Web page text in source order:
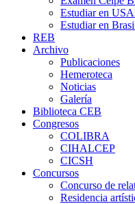
Estudiar en
Estudiar en
REB
Archivo
Publicaciones
Hemeroteca
Noticias
Galería
Biblioteca CEB
Congresos
COLIBRA
CIHALCEP
CICSH
Concursos
Concurso de
Residencia